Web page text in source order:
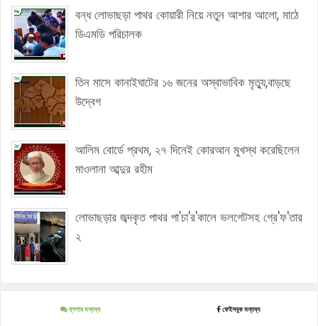
বন্ধ লোভাছড়া পাথর কোয়ারী নিয়ে নতুন আশার আলো, মাঠে
ডিএমডি পরিচালক
তিন মাসে কানাইঘাটের ১৬ জনের অস্বাভাবিক মৃত্যু,বাড়ছে
উদ্বেগ
আলিম বোর্ডে প্রথম, ২৭ দিনেই কোরআন মুখস্থ করেছিলেন
মাওলানা আব্দুর রহীম
লোভাছড়ার জব্দকৃত পাথর পা'চা'র'কালে ভলগেটসহ গ্রে'ফ'তার
২
ব্লগার মন্তব্য ফেইসবুক মন্তব্য